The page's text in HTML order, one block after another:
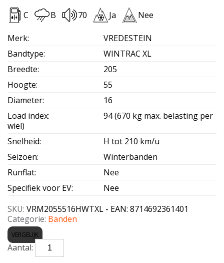
C B 70 Ja Nee
Merk:
VREDESTEIN
Bandtype:
WINTRAC XL
Breedte:
205
Hoogte:
55
Diameter:
16
Load index:
94 (670 kg max. belasting per
wiel)
Snelheid:
H tot 210 km/u
Seizoen:
Winterbanden
Runflat:
Nee
Specifiek voor EV:
Nee
SKU: VRM2055516HWTXL - EAN: 8714692361401
Categorie: Banden
VERGELIJK
VREDESTEIN-
WINTRAC